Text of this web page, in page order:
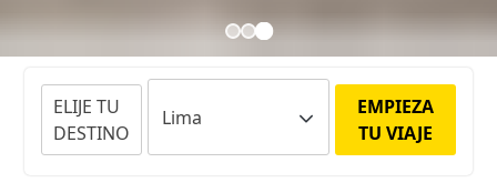
ELIJE TU
DESTINO
EMPIEZA
TU VIAJE